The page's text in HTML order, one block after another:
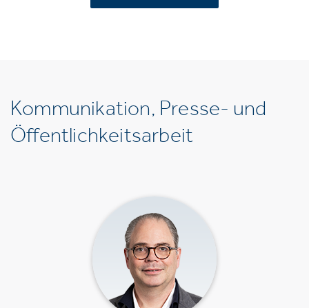
Kommunikation, Presse- und
Öffentlichkeitsarbeit